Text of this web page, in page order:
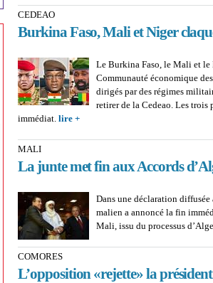
CEDEAO
Burkina Faso, Mali et Niger
Le Burkina Faso, le Mali et
Communauté économique
dirigés par des régimes
retirer de la Cedeao. Les trois
immédiat. lire +
MALI
La junte met fin aux Accords
Dans une déclaration
malien a annoncé la fin
Mali, issu du processus
COMORES
L’opposition «rejette» la